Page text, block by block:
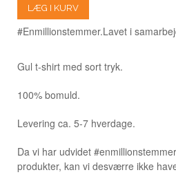
LÆG I KURV
Lavet i
#Enmillionstemmer.
Gul t-shirt med sort tryk.
100% bomuld.
Levering ca. 5-7 hverdage.
Da vi har udvidet
produkter, kan vi desværre ikke